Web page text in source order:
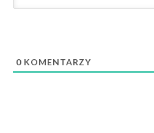
0 KOMENTARZY